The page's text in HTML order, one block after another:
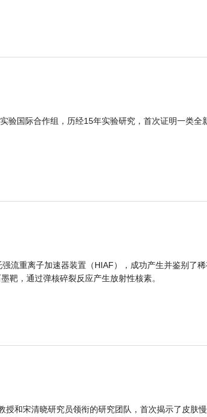
验国际合作组，历经15年实验研究，首次证明一类全
流重离子加速器装置（HIAF），成功产生并鉴别了
靶，通过弹核碎裂反应产生放射性核素。
和宋清晓研究员领衔的研究团队，首次揭示了皮肤